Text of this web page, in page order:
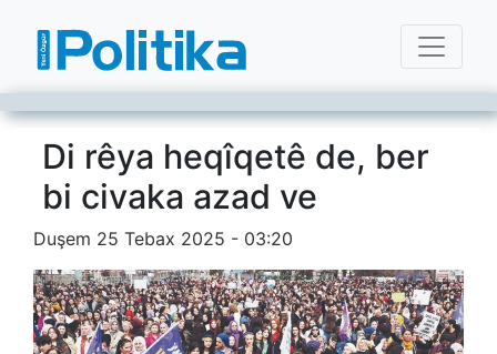
Di rêya heqîqetê de, ber
bi civaka azad ve
Duşem 25 Tebax 2025 - 03:20